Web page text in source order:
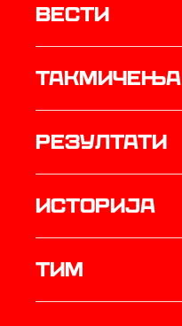
Вести
Такмичења
резултати
историја
ТИМ